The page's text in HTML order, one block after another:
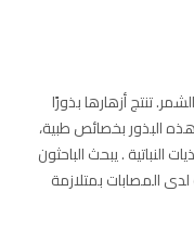
تنتج أزهارها بذورًا
البذور بخصائص طبية،
النباتية . يبحث الباحثون
لدى المصابات بمتلازمة